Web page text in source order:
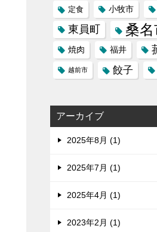
定食 小牧市
東員町 桑名
焼肉 福井
越前市 餃子
アーカイブ
2025年8月 (1)
2025年7月 (1)
2025年4月 (1)
2023年2月 (1)